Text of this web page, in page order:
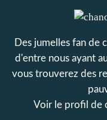
Des jumelles fan de
d'entre nous ayant
vous trouverez des
Voir le profil de